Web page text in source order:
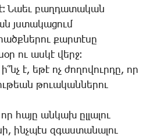
­Նաեւ բաղ­դա­տա­կան
յստա­կա­ցում
քար­տէ­սը
ու աս­կէ վերջ։
է, ե­թէ ոչ ժո­ղո­վուր­դը, որ
թո­ւա­կան­նե­րու
հա­յը ան­կախ ըլ­լա­լու
ինչ­պէս զգաս­տա­նա­լու